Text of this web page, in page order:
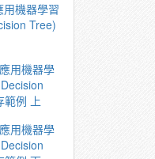
機器學習
Tree)
⽤機器學
範例 上
⽤機器學